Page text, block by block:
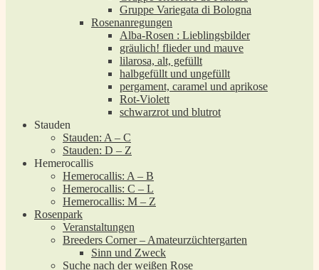
Gruppe Variegata di Bologna
Rosenanregungen
Alba-Rosen : Lieblingsbilder
gräulich! flieder und mauve
lilarosa, alt, gefüllt
halbgefüllt und ungefüllt
pergament, caramel und aprikose
Rot-Violett
schwarzrot und blutrot
Stauden
Stauden: A – C
Stauden: D – Z
Hemerocallis
Hemerocallis: A – B
Hemerocallis: C – L
Hemerocallis: M – Z
Rosenpark
Veranstaltungen
Breeders Corner – Amateurzüchtergarten
Sinn und Zweck
Suche nach der weißen Rose